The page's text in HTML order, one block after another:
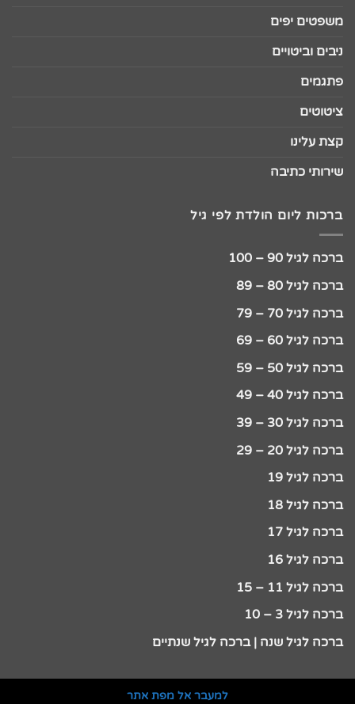
משפטים יפים
ניבים וביטויים
פתגמים
ציטוטים
קצת עלינו
שירותי כתיבה
ברכות ליום הולדת לפי גיל
ברכה לגיל 90 – 100
ברכה לגיל 80 – 89
ברכה לגיל 70 – 79
ברכה לגיל 60 – 69
ברכה לגיל 50 – 59
ברכה לגיל 40 – 49
ברכה לגיל 30 – 39
ברכה לגיל 20 – 29
ברכה לגיל 19
ברכה לגיל 18
ברכה לגיל 17
ברכה לגיל 16
ברכה לגיל 11 – 15
ברכה לגיל 3 – 10
ברכה לגיל שנה | ברכה לגיל שנתיים
למעבר אל מפת אתר